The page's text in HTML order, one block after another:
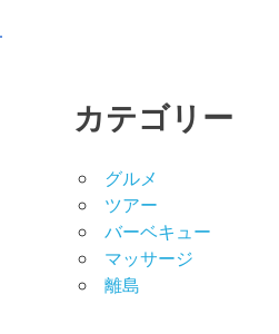
カテゴリー
グルメ
ツアー
バーベキュー
マッサージ
離島